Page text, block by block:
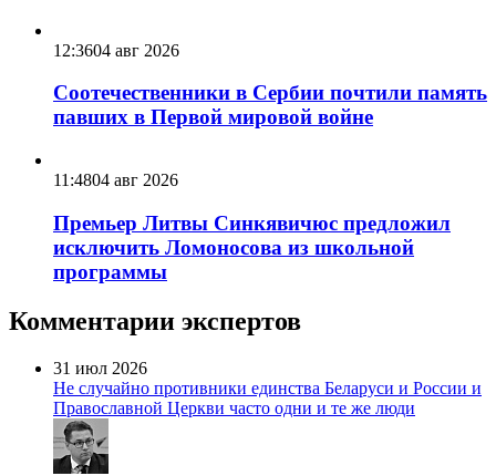
12:3604 авг 2026
Соотечественники в Сербии почтили память
павших в Первой мировой войне
11:4804 авг 2026
Премьер Литвы Синкявичюс предложил
исключить Ломоносова из школьной
программы
Комментарии экспертов
31 июл 2026
Не случайно противники единства Беларуси и России и
Православной Церкви часто одни и те же люди